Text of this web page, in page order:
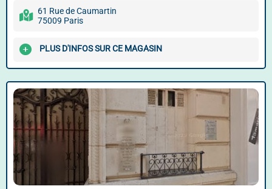
61 Rue de Caumartin
75009 Paris
PLUS D'INFOS SUR CE MAGASIN